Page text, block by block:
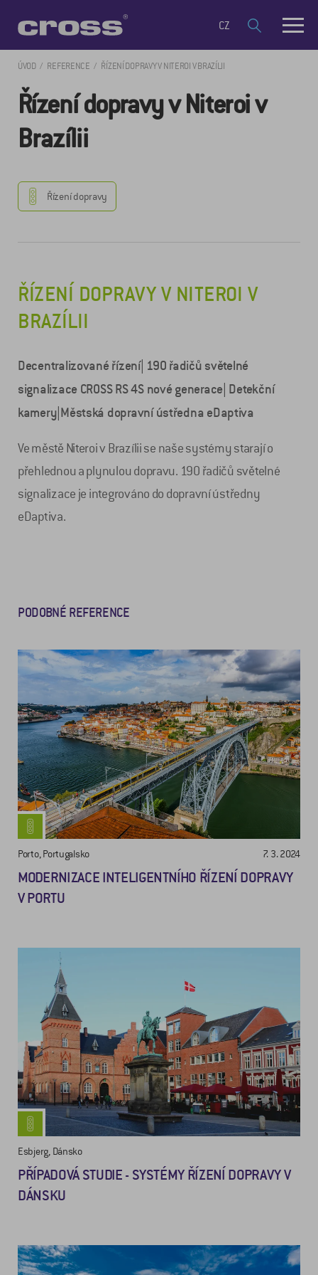
CZ
ÚVOD REFERENCE ŘÍZENÍ DOPRAVY V NITEROI V BRAZÍLII
Řízení dopravy v Niteroi v
Brazílii
Řízení dopravy
ŘÍZENÍ DOPRAVY V NITEROI V
BRAZÍLII
Decentralizované řízení| 190 řadičů světelné
signalizace CROSS RS 4S nové generace| Detekční
kamery|Městská dopravní ústředna eDaptiva
Ve městě Niteroi v Brazílii se naše systémy starají o
přehlednou a plynulou dopravu. 190 řadičů světelné
signalizace je integrováno do dopravní ústředny
eDaptiva.
PODOBNÉ REFERENCE
Porto, Portugalsko 7. 3. 2024
MODERNIZACE INTELIGENTNÍHO ŘÍZENÍ DOPRAVY
V PORTU
Esbjerg, Dánsko
PŘÍPADOVÁ STUDIE - SYSTÉMY ŘÍZENÍ DOPRAVY V
DÁNSKU